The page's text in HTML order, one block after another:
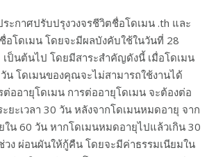
ระกาศปรับปรุงวงจรชีวิตชื่อโดเมน .th และ
อโดเมน โดยจะมีผลบังคับใช้ในวันที่ 28
ป็นต้นไป โดยมีสาระสำคัญดังนี้ เมื่อโดเมน
น โดเมนของคุณจะไม่สามารถใช้งานได้
ออายุโดเมน การต่ออายุโดเมน จะต้องต่อ
ยะเวลา 30 วัน หลังจากโดเมนหมดอายุ จาก
ใน 60 วัน หากโดเมนหมดอายุไปแล้วเกิน 30
วง ผ่อนผันให้กู้คืน โดยจะมีค่าธรรมเนียมใน